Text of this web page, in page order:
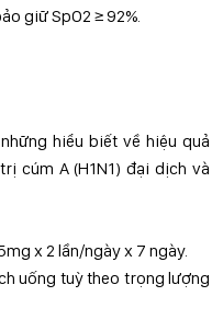
giữ SpO2 ≥ 92%.
hiểu biết về hiệu quả
cúm A (H1N1) đại dịch và
x 2 lần/ngày x 7 ngày.
uống tuỳ theo trọng lượng